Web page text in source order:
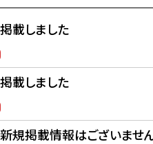
載しました
載しました
規掲載情報はございませ